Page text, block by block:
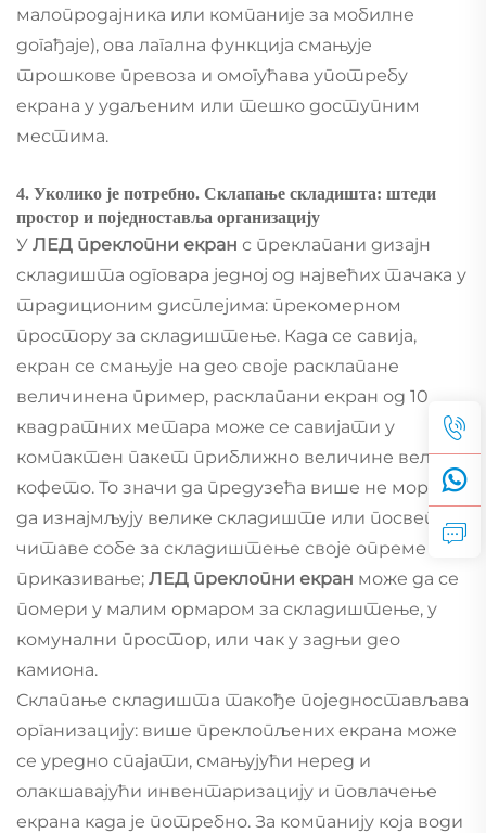
малопродајника или компаније за мобилне
догађаје), ова лагална функција смањује
трошкове превоза и омогућава употребу
екрана у удаљеним или тешко доступним
местима.
4. Уколико је потребно. Склапање складишта: штеди
простор и поједноставља организацију
У ЛЕД преклопни екран с преклапани дизајн
складишта одговара једној од највећих тачака у
традиционим дисплејима: прекомерном
простору за складиштење. Када се савија,
екран се смањује на део своје расклапане
величинена пример, расклапани екран од 10
квадратних метара може се савијати у
компактен пакет приближно величине великог
кофето. То значи да предузећа више не морају
да изнајмљују велике складиште или посвете
читаве собе за складиштење своје опреме за
приказивање; ЛЕД преклопни екран може да се
помери у малим ормаром за складиштење, у
комунални простор, или чак у задњи део
камиона.
Склапање складишта такође поједностављава
организацију: више преклопљених екрана може
се уредно спајати, смањујући неред и
олакшавајући инвентаризацију и повлачење
екрана када је потребно. За компанију која води